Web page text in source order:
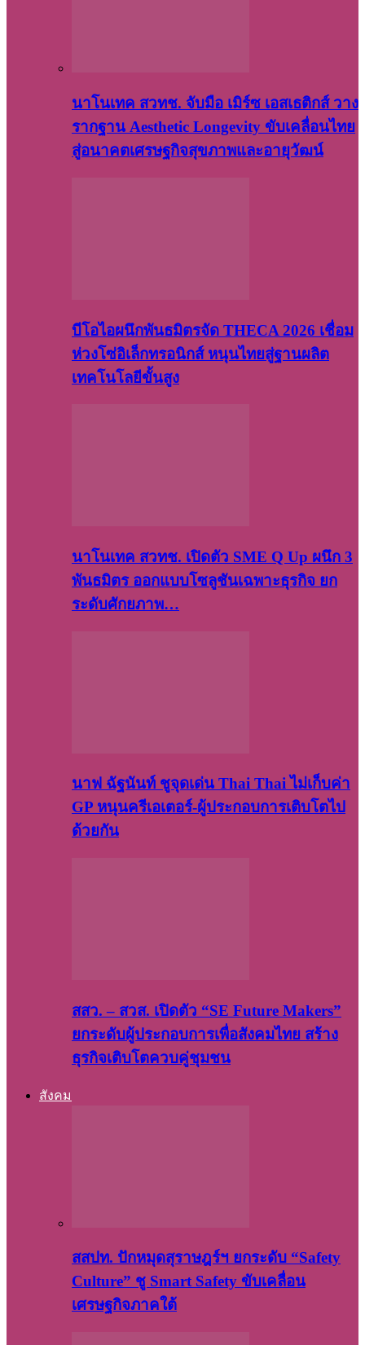
นาโนเทค สวทช. จับมือ เมิร์ซ เอสเธติกส์ วาง
รากฐาน Aesthetic Longevity ขับเคลื่อนไทย
สู่อนาคตเศรษฐกิจสุขภาพและอายุวัฒน์
บีโอไอผนึกพันธมิตรจัด THECA 2026 เชื่อม
ห่วงโซ่อิเล็กทรอนิกส์ หนุนไทยสู่ฐานผลิต
เทคโนโลยีขั้นสูง
นาโนเทค สวทช. เปิดตัว SME Q Up ผนึก 3
พันธมิตร ออกแบบโซลูชันเฉพาะธุรกิจ ยก
ระดับศักยภาพ…
นาฟ ฉัฐนันท์ ชูจุดเด่น Thai Thai ไม่เก็บค่า
GP หนุนครีเอเตอร์-ผู้ประกอบการเติบโตไป
ด้วยกัน
สสว. – สวส. เปิดตัว “SE Future Makers”
ยกระดับผู้ประกอบการเพื่อสังคมไทย สร้าง
ธุรกิจเติบโตควบคู่ชุมชน
สังคม
สสปท. ปักหมุดสุราษฎร์ฯ ยกระดับ “Safety
Culture” ชู Smart Safety ขับเคลื่อน
เศรษฐกิจภาคใต้